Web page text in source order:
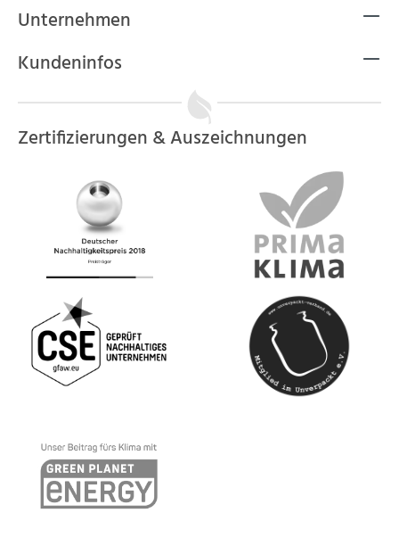
Unternehmen
Kundeninfos
Zertifizierungen & Auszeichnungen